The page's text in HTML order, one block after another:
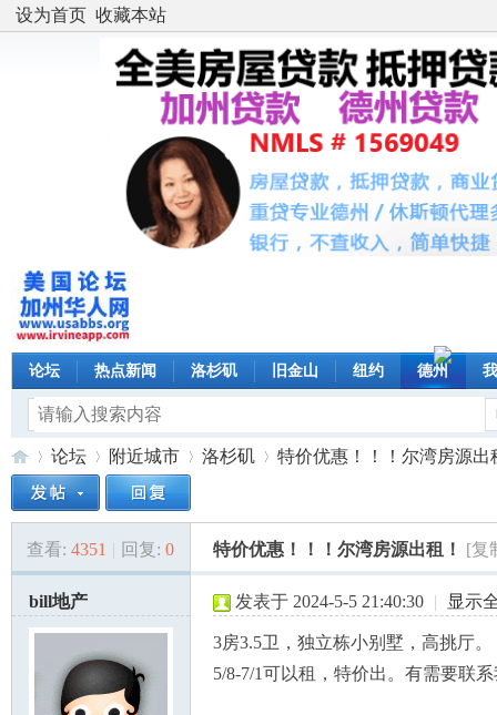
设为首页 收藏本站
论坛 热点新闻 洛杉矶 旧金山 纽约 德州
美»
论坛
›
附近城市 洛杉矶
›
特价优惠！！！尔湾房源出
查看: 4351 | 回复: 0 特价优惠！！！尔湾房源出租！ [复
bill地产 发表于 2024-5-5 21:40:30 | 显示
3房3.5卫，独立栋小别墅，高挑厅。
5/8-7/1可以租，特价出。有需要联